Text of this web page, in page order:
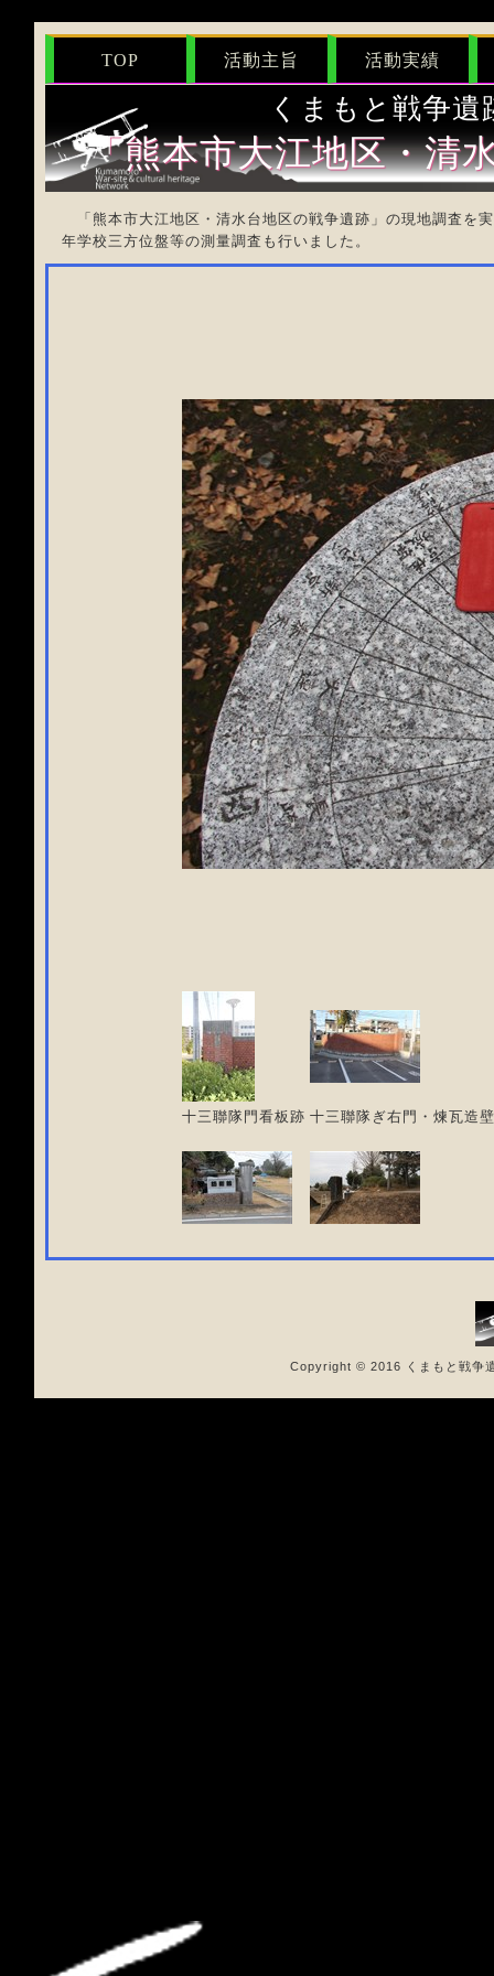
TOP 活動主旨 活動実績
くまもと戦争
「熊本市大江地区・清
「熊本市大江地区・清水台地区の戦争遺跡」の現地調査を
年学校三方位盤等の測量調査も行いました。
十三聯隊門看板跡 十三聯隊ぎ右門・煉瓦造壁
Copyright © 2016 くまもと戦争